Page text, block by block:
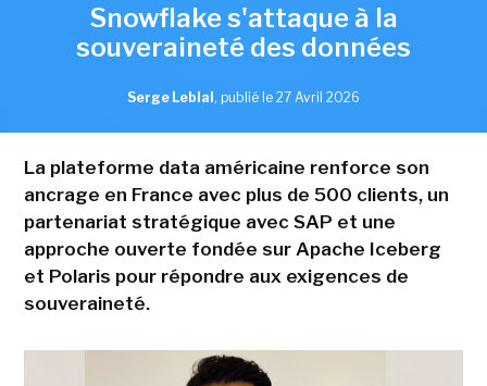
Snowflake s'attaque à la
souveraineté des données
Serge Leblal , publié le 27 Avril 2026
La plateforme data américaine renforce son
ancrage en France avec plus de 500 clients, un
partenariat stratégique avec SAP et une
approche ouverte fondée sur Apache Iceberg
et Polaris pour répondre aux exigences de
souveraineté.